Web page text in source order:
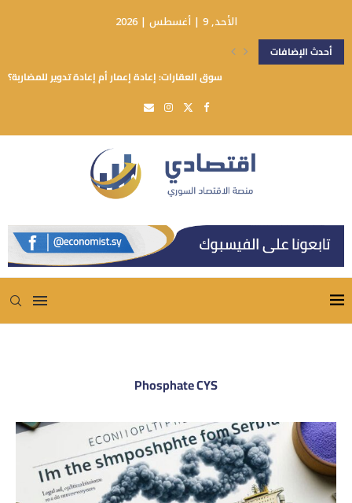
الأحد, 9 | أغسطس | 2026
أحدث الإضافات
سوق العقارات: إعادة إعمار أم إعادة تدوير للمضاربة؟
Phosphate CYS